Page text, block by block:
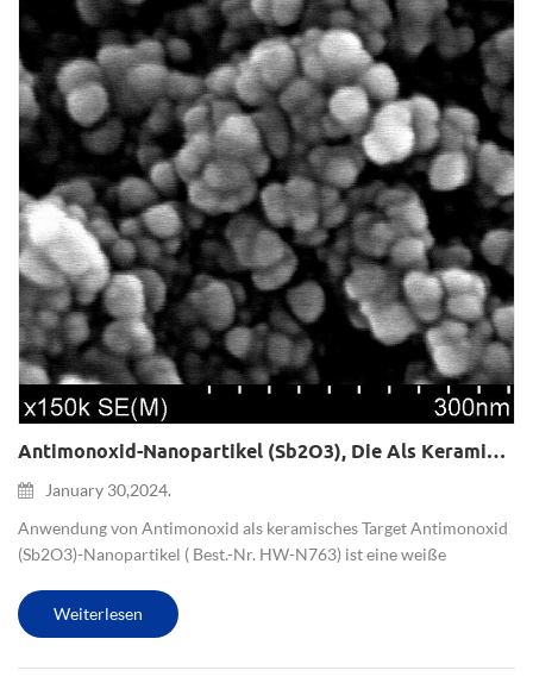
Antimonoxid-Nanopartikel (Sb2O3), Die Als Keramiktarget Verwendet Werden
January 30,2024.
Anwendung von Antimonoxid als keramisches Target Antimonoxid
(Sb2O3)-Nanopartikel ( Best.-Nr. HW-N763) ist eine weiße
Stabilität, wodurch sie für Hochtemperatur-Herstellungsprozesse
geeignet ist. ...
Weiterlesen